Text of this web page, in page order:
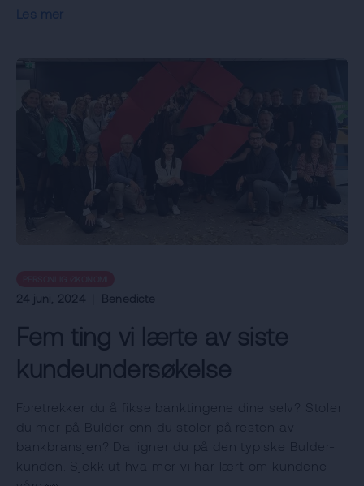
Les mer
24 juni, 2024 | Benedicte
Fem ting vi lærte av siste
kundeundersøkelse
Foretrekker du å fikse banktingene dine selv? Stoler
du mer på Bulder enn du stoler på resten av
bankbransjen? Da ligner du på den typiske Bulder-
kunden. Sjekk ut hva mer vi har lært om kundene